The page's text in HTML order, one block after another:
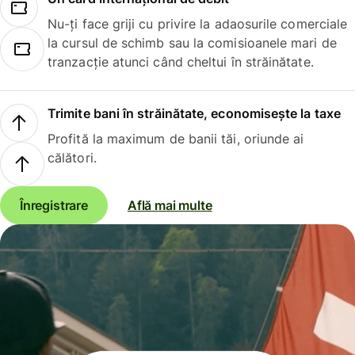
Nu-ți face griji cu privire la adaosurile comerciale
la cursul de schimb sau la comisioanele mari de
tranzacție atunci când cheltui în străinătate.
Trimite bani în străinătate, economisește la taxe
Profită la maximum de banii tăi, oriunde ai
călători.
Înregistrare Află mai multe